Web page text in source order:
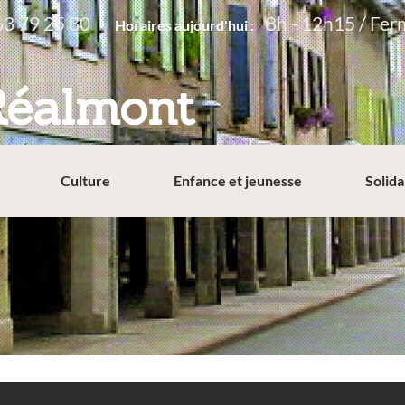
79 25 80 Horaires aujourd'hui : 8h - 12h15 /
Culture Enfance et jeunesse